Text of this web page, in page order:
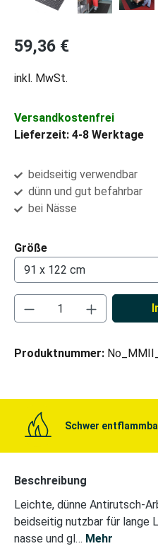
Regulärer Preis:
59,36 €
inkl. MwSt.
Versandkostenfrei
Lieferzeit: 4-8 Werktage
beidseitig verwendbar
dünn und gut befahrbar
bei Nässe
Größeauswählen
Produkt Anzahl:
Produktnummer:
Schwer
Beschreibung
Leichte, dünne Antirutsch-
beidseitig nutzbar für lange
nasse und gl… Mehr